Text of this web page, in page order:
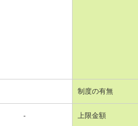
制度の有無
- 上限金額